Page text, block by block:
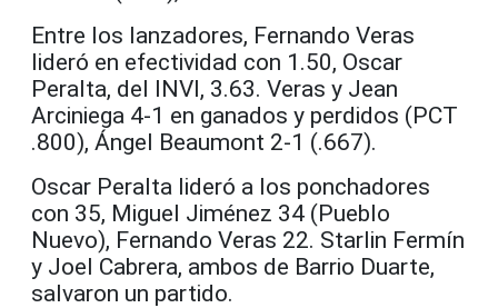
Entre los lanzadores, Fernando Veras
lideró en efectividad con 1.50, Oscar
Peralta, del INVI, 3.63. Veras y Jean
Arciniega 4-1 en ganados y perdidos (PCT
.800), Ángel Beaumont 2-1 (.667).
Oscar Peralta lideró a los ponchadores
con 35, Miguel Jiménez 34 (Pueblo
Nuevo), Fernando Veras 22. Starlin Fermín
y Joel Cabrera, ambos de Barrio Duarte,
salvaron un partido.